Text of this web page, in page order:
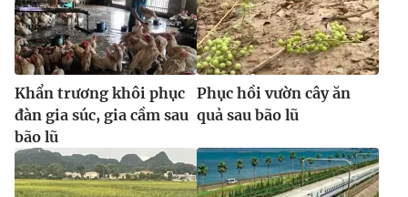
Khẩn trương khôi phục
đàn gia súc, gia cầm sau
bão lũ
Phục hồi vườn cây ăn
quả sau bão lũ